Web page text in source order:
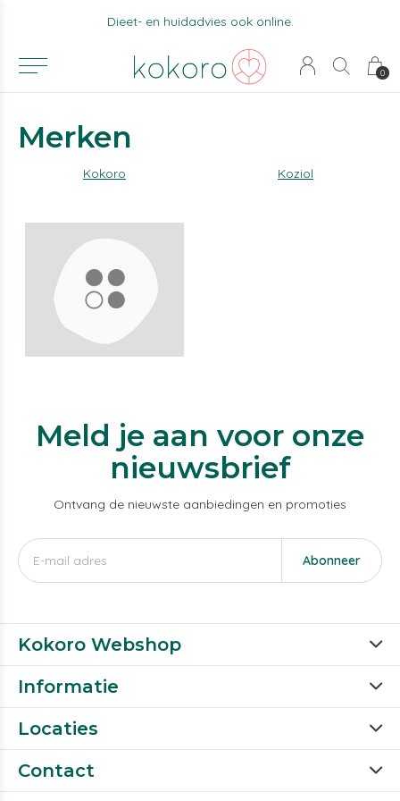
0
Dieet- en huidadvies ook online.
Merken
Kokoro Koziol
Meld je aan voor onze
nieuwsbrief
Ontvang de nieuwste aanbiedingen en promoties
Abonneer
Kokoro Webshop
Informatie
Locaties
Contact